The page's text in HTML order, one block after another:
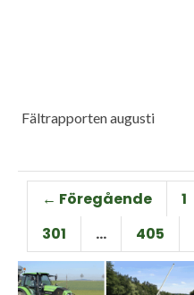
Fältrapporten augusti
← Föregående 1
301
… 405